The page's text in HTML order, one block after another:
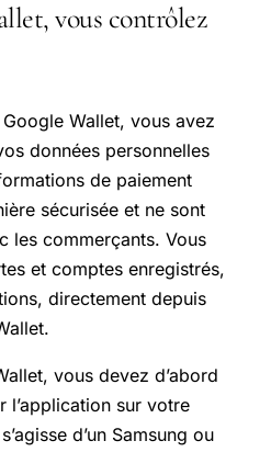
vous contrôlez
Wallet, vous avez
données personnelles
de paiement
sécurisée et ne sont
les commerçants. Vous
et comptes enregistrés,
directement depuis
vous devez d’abord
l’application sur votre
d’un Samsung ou